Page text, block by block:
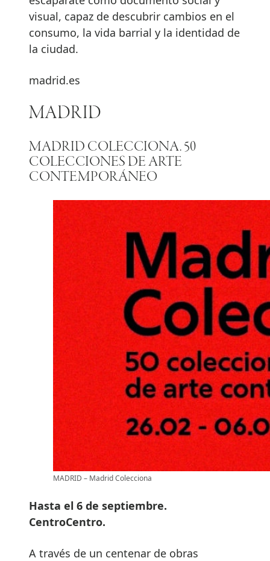
visual, capaz de descubrir cambios en el
consumo, la vida barrial y la identidad de
la ciudad.
madrid.es
MADRID
MADRID COLECCIONA. 50
COLECCIONES DE ARTE
CONTEMPORÁNEO
MADRID – Madrid Colecciona
Hasta el 6 de septiembre.
CentroCentro.
A través de un centenar de obras